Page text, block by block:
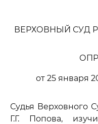
ВЕРХОВНЫЙ СУД
от 25 января
Судья Верховного
Г.Г. Попова,